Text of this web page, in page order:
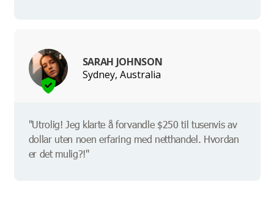
SARAH JOHNSON
Sydney, Australia
"Utrolig! Jeg klarte å forvandle $250 til tusenvis av
dollar uten noen erfaring med netthandel. Hvordan
er det mulig?!"